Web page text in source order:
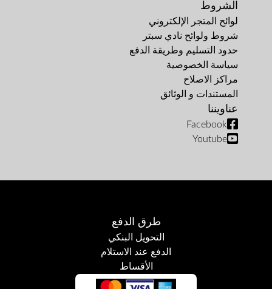
الشروط
لوائح المتجر الإلكتروني
شروط ولوائح نادي سبتر
حدود التسليم وطريقة الدفع
سياسة الخصوصية
مراكز الاصلاح
المستندات و الوثائق
عناويننا
Facebook
Youtube
طرق الدفع
التحويل البنكي
الدفع عند الاستلام
الأقساط